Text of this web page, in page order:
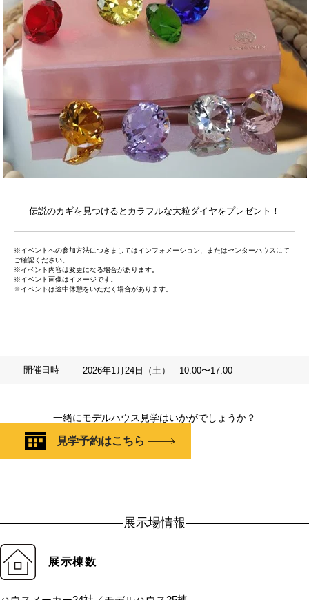
伝説のカギを見つけるとカラフルな大粒ダイヤをプレゼント！
※イベントへの参加方法につきましてはインフォメーション、またはセンターハウスにて
ご確認ください。
※イベント内容は変更になる場合があります。
※イベント画像はイメージです。
※イベントは途中休憩をいただく場合があります。
開催日時 2026年1月24日（土） 10:00〜17:00
一緒にモデルハウス見学はいかがでしょうか？
見学予約はこちら
展示場情報
展示棟数